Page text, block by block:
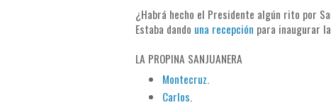
¿Habrá hecho el Presidente algún rito por
Estaba dando una recepción para inaugurar
LA PROPINA SANJUANERA
Montecruz.
Carlos.